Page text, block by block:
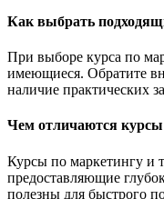
Как выбрать
При выборе курса по
имеющиеся. Обратите
наличие практических
Чем отличаются курсы
Курсы по маркетингу и
предоставляющие
полезны для быстрого